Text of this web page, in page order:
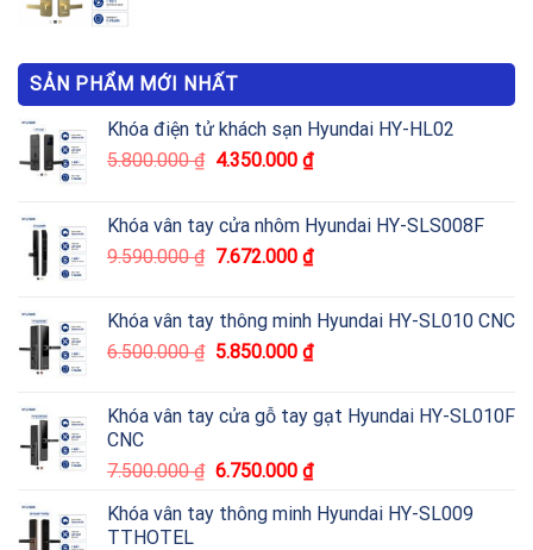
SẢN PHẨM MỚI NHẤT
Khóa điện tử khách sạn Hyundai HY-HL02
5.800.000₫ 4.350.000 ₫
Khóa vân tay cửa nhôm Hyundai HY-SLS008F
9.590.000₫ 7.672.000 ₫
Khóa vân tay thông minh Hyundai HY-SL010 CNC
6.500.000₫ 5.850.000 ₫
Khóa vân tay cửa gỗ tay gạt Hyundai HY-SL010F
CNC
7.500.000₫ 6.750.000 ₫
Khóa vân tay thông minh Hyundai HY-SL009
TTHOTEL